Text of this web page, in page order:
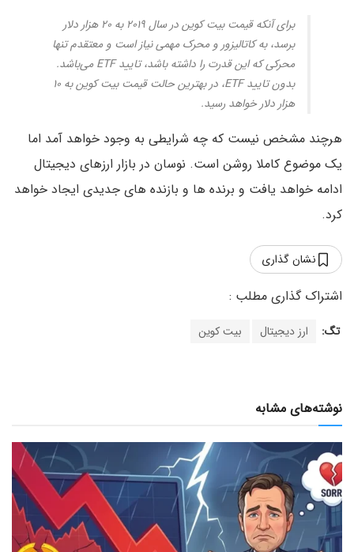
برای آنکه قیمت بیت کوین در سال ۲۰۱۹ به ۲۰ هزار دلار
برسد، به کاتالیزور و محرک مهمی نیاز است و معتقدم تنها
محرکی که این قدرت را داشته باشد، تایید ETF می‌باشد.
بدون تایید ETF، در بهترین حالت قیمت بیت کوین به ۱۰
هزار دلار خواهد رسید.
هرچند مشخص نیست که چه شرایطی به وجود خواهد آمد اما
یک موضوع کاملا روشن است. نوسان در بازار ارزهای دیجیتال
ادامه خواهد یافت و برنده ها و بازنده های جدیدی ایجاد خواهد
کرد.
نشان گذاری
تگ: ارز دیجیتال بیت کوین
نوشته‌های مشابه